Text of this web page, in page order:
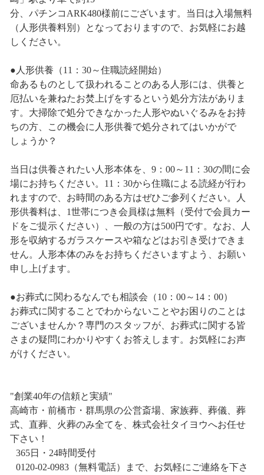
分、パチンコARK480様前にございます。当日は入場無料
（人形供養料別）となっておりますので、お気軽にお越
しください。
●人形供養（11：30～住職読経開始）
命あるものとして扱われることのある人形には、供養と
厄払いを兼ねたお焚上げをするという処分方法がありま
す。大掃除で処分できなかった人形やぬいぐるみをお持
ちの方、この機会に人形供養で処分されてはいかがで
しょうか？
当日は供養されたい人形本体を、9：00～11：30の間に会
場にお持ちください。11：30から住職による読経が行わ
れますので、お時間のある方はぜひご参列ください。人
形供養料は、1世帯につき会員様は無料（受付で会員カー
ドをご提示ください）、一般の方は500円です。なお、人
形を収納するガラスケースや箱などはお引き受けできま
せん。人形本体のみをお持ちくださいますよう、お願い
申し上げます。
●お葬式に関わるなんでも相談会（10：00～14：00）
お葬式に関することでわからないことやお困りのことは
ございませんか？専門のスタッフが、お葬式に関する皆
さまの疑問にわかりやすくお答えします。お気軽にお声
がけください。
"創業40年の信頼と実績"
高崎市・前橋市・群馬県の公営斎場、家族葬、葬儀、葬
式、直葬、火葬のみ全てを、株式会社タイヨウへお任せ
下さい！
365日・24時間受付
0120-02-0983（無料電話）まで、お気軽にご連絡を下さ